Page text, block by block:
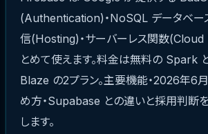
(Authentication)・NoSQL データベー
信(Hosting)・サーバーレス関数
とめて使えます。料金は無料の Spark
Blaze の2プラン。主要機能・2026年6
め方・Supabase との違いと採用判断
します。